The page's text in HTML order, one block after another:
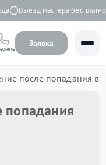
Выезд мастера бесплатно
Заявка
после попадания
попадания